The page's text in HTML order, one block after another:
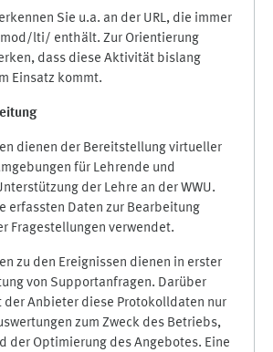
Sie u.a. an der URL, die immer
lti/ enthält. Zur Orientierung
dass diese Aktivität bislang
Einsatz kommt.
dienen der Bereitstellung virtueller
für Lehrende und
der Lehre an der WWU.
erfassten Daten zur Bearbeitung
Fragestellungen verwendet.
zu den Ereignissen dienen in erster
von Supportanfragen. Darüber
der Anbieter diese Protokolldaten nur
zum Zweck des Betriebs,
der Optimierung des Angebotes. Eine